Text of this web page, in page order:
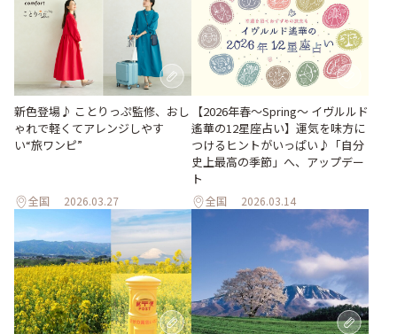
新色登場♪ ことりっぷ監修、おし
ゃれで軽くてアレンジしやす
い“旅ワンピ”
全国 2026.03.27
【2026年春～Spring～ イヴルルド
遙華の12星座占い】運気を味方に
つけるヒントがいっぱい♪「自分
史上最高の季節」へ、アップデー
ト
全国 2026.03.14